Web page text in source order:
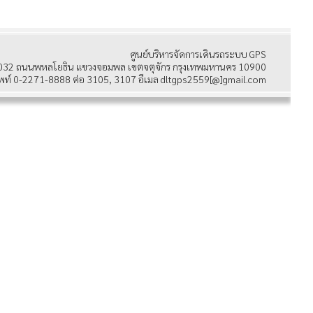
ศูนย์บริหารจัดการเดินรถระบบ GPS
ถนนพหลโยธิน แขวงจอมพล เขตจตุจักร กรุงเทพมหานคร 10900
ท์ 0-2271-8888 ต่อ 3105, 3107 อีเมล dltgps2559[@]gmail.com